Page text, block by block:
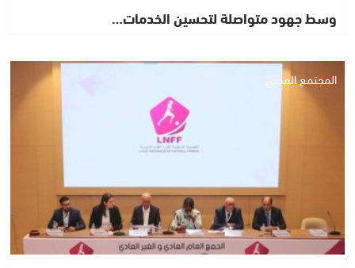
وسط جهود متواصلة لتحسين الخدمات…
المجتمع المدني